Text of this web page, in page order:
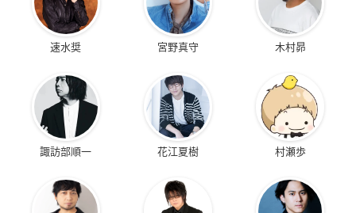
速水奨 宮野真守 木村昴
諏訪部順一 花江夏樹 村瀬歩